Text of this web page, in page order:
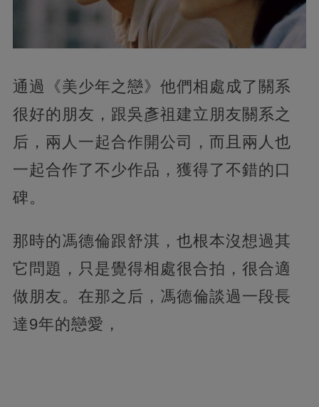
通過《美少年之戀》他們相處成了關系
很好的朋友，跟吳彥祖建立朋友關系之
后，兩人一起合作開公司，而且兩人也
一起合作了不少作品，獲得了不錯的口
碑。
那時的馮德倫跟舒淇，也根本沒想過其
它問題，只是覺得相處很合拍，很合適
做朋友。在那之后，馮德倫談過一段長
達9年的戀愛，